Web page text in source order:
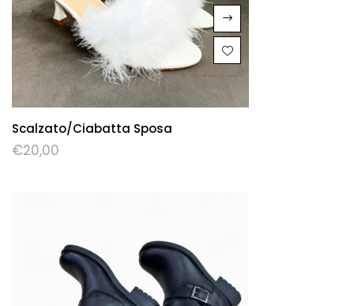
Scalzato/ciabatta Sposa
€20,00